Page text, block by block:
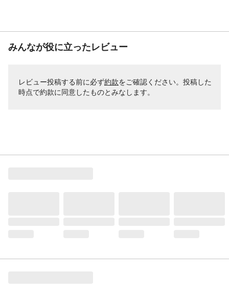
みんなが役に立ったレビュー
レビュー投稿する前に必ず約款をご確認ください。投稿した
時点で約款に同意したものとみなします。